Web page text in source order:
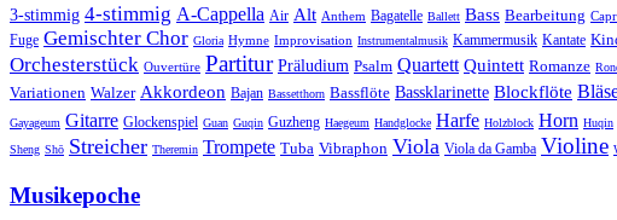
3-stimmig 4-stimmig A-Cappella Air Alt Anthem Bagatelle Ballett Bass Bearbeitung
Fuge Gemischter Chor Gloria Hymne Improvisation Instrumentalmusik Kammermusik Kantate
Orchesterstück Ouvertüre Partitur Präludium Psalm Quartett Quintett Romanze
Variationen Walzer Akkordeon Bajan Bassetthorn Bassflöte Bassklarinette Blockflöte
Gayageum Gitarre Glockenspiel Guan Guqin Guzheng Haegeum Handglocke Harfe Holzblock Horn Huqin
Sheng Shō Streicher Theremin Trompete Tuba Vibraphon Viola Viola da Gamba Violine
Musikepoche